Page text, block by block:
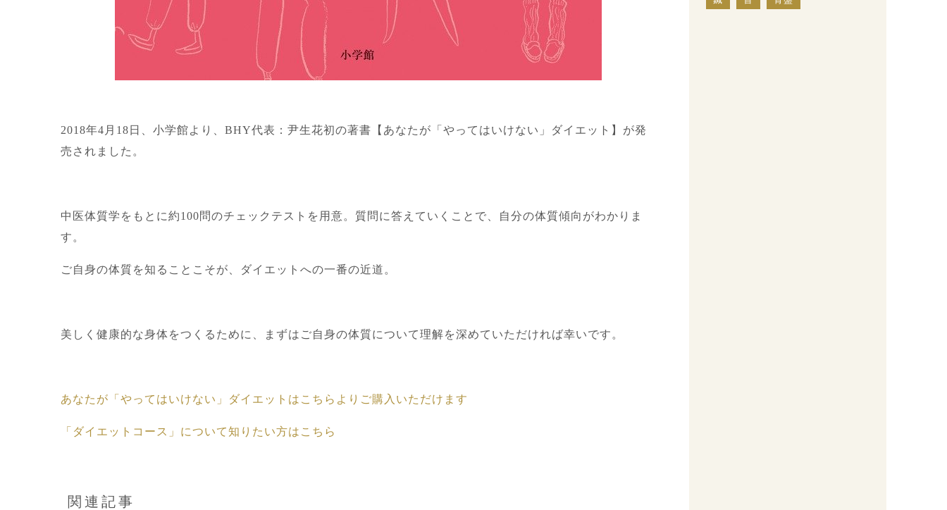
2018年4月18日、小学館より、BHY代表：尹生花初の著書【あなたが「やってはいけない」ダイエット】が発
売されました。
中医体質学をもとに約100問のチェックテストを用意。質問に答えていくことで、自分の体質傾向がわかりま
す。
ご自身の体質を知ることこそが、ダイエットへの一番の近道。
美しく健康的な身体をつくるために、まずはご自身の体質について理解を深めていただければ幸いです。
あなたが「やってはいけない」ダイエットはこちらよりご購入いただけます
「ダイエットコース」について知りたい方はこちら
関連記事